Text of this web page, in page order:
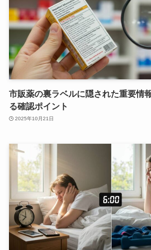
市販薬の裏ラベルに隠された重要情
る確認ポイント
2025年10月21日